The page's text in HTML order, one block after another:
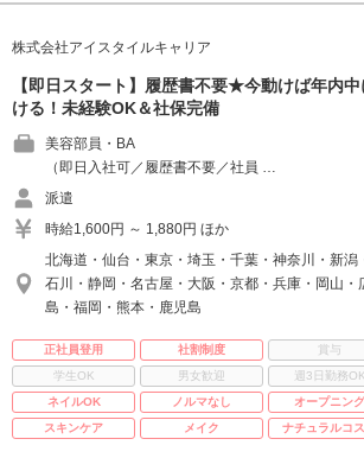
株式会社アイスタイルキャリア
【即日スタート】履歴書不要★今動けば年内
ける！未経験OK＆社保完備
美容部員・BA
（即日入社可／履歴書不要／社員 …
派遣
時給1,600円 ～ 1,880円 ほか
北海道・仙台・東京・埼玉・千葉・神奈川・新潟
石川・静岡・名古屋・大阪・京都・兵庫・岡山・
島・福岡・熊本・鹿児島
正社員登用 社割制度 賞与
学生OK
男女歓迎 週3日勤務OK
ネイルOK
ノルマなし オープニング
スキンケア
メイク ナチュラルコ